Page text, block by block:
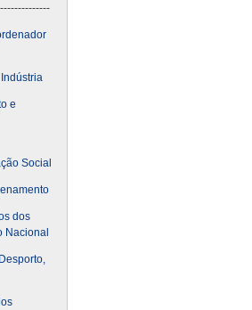
e
Social
dos
Nacional